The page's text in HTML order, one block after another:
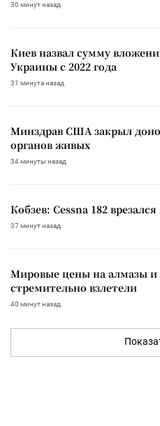
30 минут назад
Киев назвал сумму
Украины с 2022 года
31 минута назад
Минздрав США закрыл
органов живых
34 минуты назад
Кобзев: Cessna 182
37 минут назад
Мировые цены на алмазы
стремительно взлетели
40 минут назад